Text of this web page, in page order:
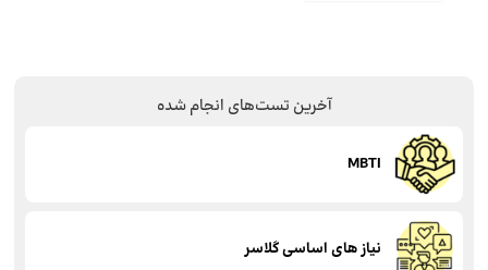
آخرین تست‌های انجام شده
MBTI
نیاز های اساسی گلاسر